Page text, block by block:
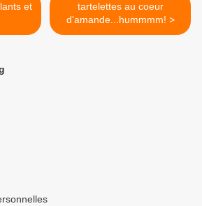
tartelettes au coeur
d'amande...hummmm! >